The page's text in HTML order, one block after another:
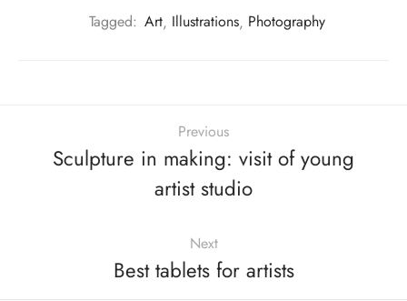
Tagged: Art, Illustrations, Photography
Previous
Sculpture in making: visit of young
artist studio
Next
Best tablets for artists